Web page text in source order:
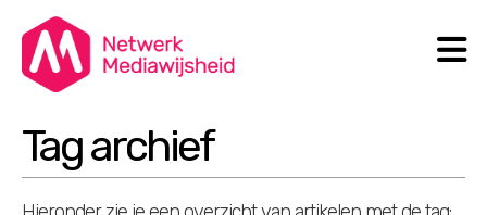
Search
Tag archief